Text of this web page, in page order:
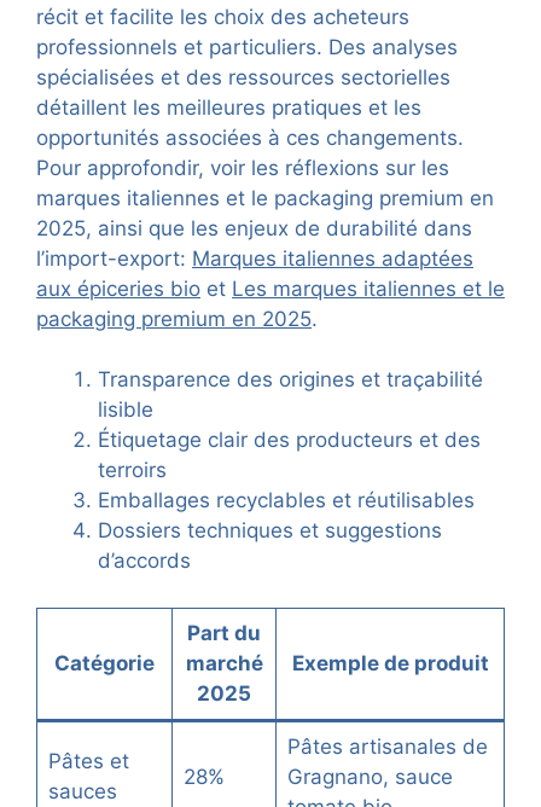
récit et facilite les choix des acheteurs
professionnels et particuliers. Des analyses
spécialisées et des ressources sectorielles
détaillent les meilleures pratiques et les
opportunités associées à ces changements.
Pour approfondir, voir les réflexions sur les
marques italiennes et le packaging premium en
2025, ainsi que les enjeux de durabilité dans
l’import-export: Marques italiennes adaptées
aux épiceries bio et Les marques italiennes et le
packaging premium en 2025.
Transparence des origines et traçabilité
lisible
Étiquetage clair des producteurs et des
terroirs
Emballages recyclables et réutilisables
Dossiers techniques et suggestions
d’accords
Catégorie
Part du
marché
2025
Exemple de produit
Pâtes et
sauces
28%
Pâtes artisanales de
Gragnano, sauce